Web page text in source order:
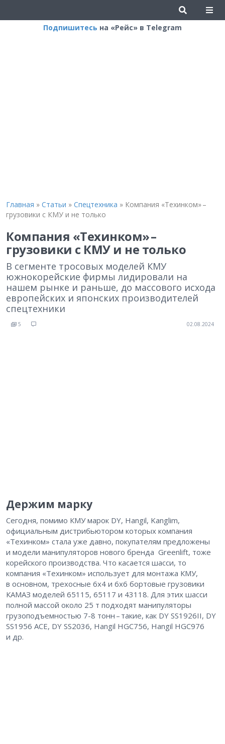
Подпишитесь на «Рейс» в Telegram
Главная » Статьи » Спецтехника » Компания «Техинком» –
грузовики с КМУ и не только
Компания «Техинком» –
грузовики с КМУ и не только
В сегменте тросовых моделей КМУ
южнокорейские фирмы лидировали на
нашем рынке и раньше, до массового исхода
европейских и японских производителей
спецтехники
5 02.08.2024
Держим марку
Сегодня, помимо КМУ марок DY, Hangil, Kanglim,
официальным дистрибьютором которых компания
«Техинком» стала уже давно, покупателям предложены
и модели манипуляторов нового бренда Greenlift, тоже
корейского производства. Что касается шасси, то
компания «Техинком» использует для монтажа КМУ,
в основном, трехосные 6х4 и 6х6 бортовые грузовики
КАМАЗ моделей 65115, 65117 и 43118. Для этих шасси
полной массой около 25 т подходят манипуляторы
грузоподъемностью 7-8 тонн – ​такие, как DY SS1926II, DY
SS1956 ACE, DY SS2036, Hangil HGC756, Hangil HGC976
и др.